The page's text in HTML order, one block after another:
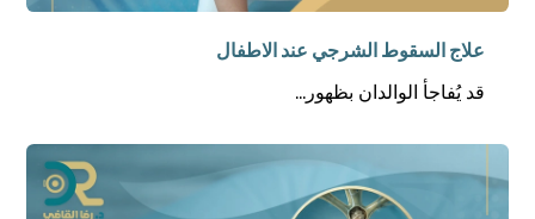
علاج السقوط الشرجي عند الاطفال
قد يُفاجأ الوالدان بظهور...